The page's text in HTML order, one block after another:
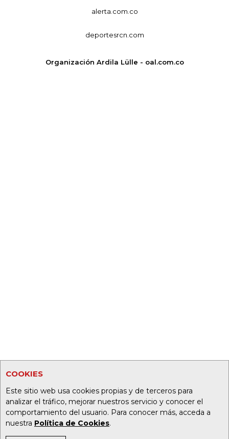
COOKIES
Este sitio web usa cookies propias y de terceros para
analizar el tráfico, mejorar nuestros servicio y conocer el
comportamiento del usuario. Para conocer más, acceda a
nuestra Política de Cookies.
alerta.com.co
deportesrcn.com
Organización Ardila Lülle - oal.com.co